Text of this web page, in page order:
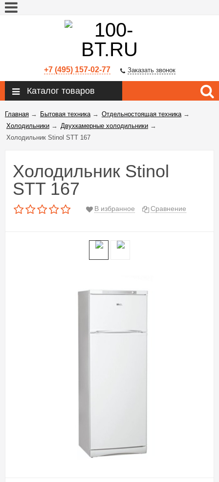
+7 (495) 157-02-77 Заказать звонок
Каталог товаров
Главная → Бытовая техника→ Отдельностоящая техника→
Холодильники → Двухкамерные холодильники →
Холодильник Stinol STT 167
Холодильник Stinol
STT 167
В избранное Сравнение